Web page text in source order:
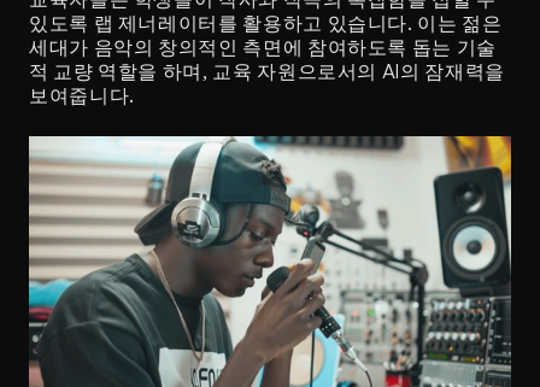
있도록 랩 제너레이터를 활용하고 있습니다. 이는 젊은
세대가 음악의 창의적인 측면에 참여하도록 돕는 기술
적 교량 역할을 하며, 교육 자원으로서의 AI의 잠재력을
보여줍니다.